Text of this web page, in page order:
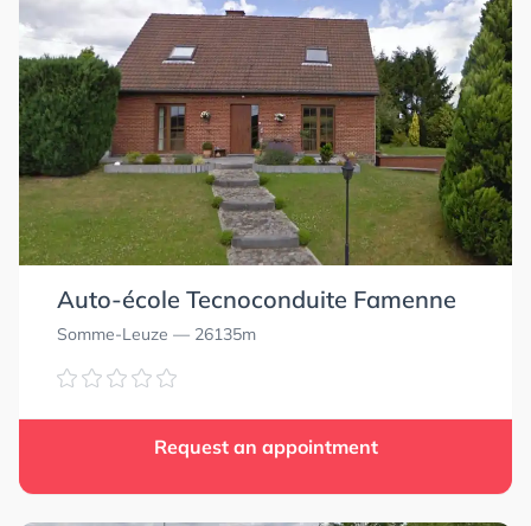
Auto-école Tecnoconduite Famenne
Somme-Leuze — 26135m
Request an appointment